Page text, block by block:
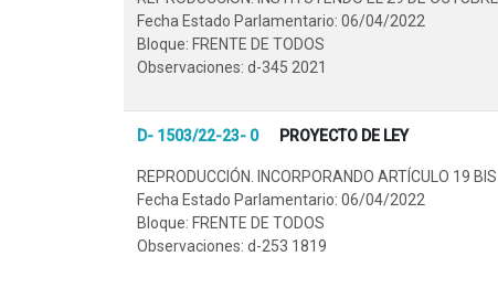
Fecha Estado Parlamentario: 06/04/2022
Bloque: FRENTE DE TODOS
Observaciones: d-345 2021
D- 1503/22-23- 0 PROYECTO DE LEY
REPRODUCCIÓN. INCORPORANDO ARTÍCULO 19
Fecha Estado Parlamentario: 06/04/2022
Bloque: FRENTE DE TODOS
Observaciones: d-253 1819